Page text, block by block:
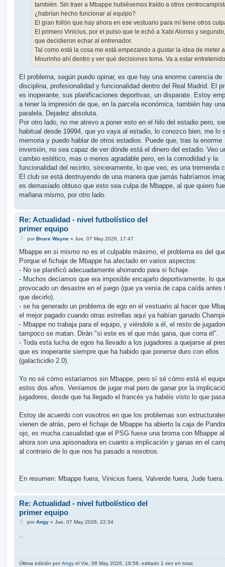
también. Sin traer a Mbappe hubiésemos traído a otros
¿habrían hecho funcionar al equipo?
El gran follón que hay ahora en ese vestuario para mí tiene otros
El primero Vinicius, por el pulso que le echó a Xabi Alonso y
que decidieron echar al entrenador.
Tal como está la cosa me está empezando a gustar la idea de meter a
Mourinho ahí dentro y ver qué decisiones toma. Va a estar
El problema, según puedo opinar, es que hay una enorme carencia de
disciplina, profesionalidad y funcionalidad dentro del Real Madrid. El
es inoperante, sus planificaciones deportivas, un disparate. Estoy
a tener la impresión de que, en la parcela económica, también hay
paralela. Dejadez absoluta.
Por otro lado, no me atrevo a poner esto en el hilo del estadio pero,
habitual desde 19994, que yo vaya al estadio, lo conozco bien, me lo
memoria y puedo hablar de otros estadios. Puede que, tras la enorme
inversión, no sea capaz de ver dónde está el dinero del estadio. Veo
cambio estético, mas o menos agradable pero, en la comodidad y la
funcionalidad del recinto, sinceramente, lo que veo, es una tremenda
El club se está destruyendo de una manera que jamás habríamos
es demasiado obtuso que esto sea culpa de Mbappe, al que quiero
mañana mismo, por otro lado.
Re: Actualidad - nivel futbolístico del
primer equipo
M
n
a
j
porBruce Wayne» Jue, 07 May 2026, 17:47
Mbappe en si mismo no es el culpable máximo, el problema es del
Porque el fichaje de Mbappe ha afectado en varios aspectos:
- No se planificó adecuadamente ahorrando para si fichaje.
- Muchos decíamos que era imposible encajarlo deportivamente, lo
provocado un desastre en el juego (que ya venía de capa caída antes
que decirlo).
- se ha generado un problema de ego en el vestuario al hacer que
el mejor pagado cuando otras estrellas aquí ya habían ganado
- Mbappe no trabaja para el equipo, y viéndole a él, el resto de
tampoco se matan. Dirán "si este es el que más gana, que corra él".
- Toda esta lucha de egos ha llevado a los jugadores a quejarse al
que es inoperante siempre que ha habido que ponerse duro con ellos
(galacticidio 2.0).
Yo no sé cómo estaríamos sin Mbappe, pero sí sé cómo está el
estos dos años. Veníamos de jugar mal pero de ganar por la
jugadores, desde que ha llegado el francés ya habéis visto lo que
Estoy de acuerdo con vosotros en que los problemas son
vienen de atrás, pero el fichaje de Mbappe ha abierto la caja de
ojo, es mucha casualidad que el PSG fuese una broma con Mbappe
ahora son una apisonadora en cuanto a implicación y ganas en el
al contrario de lo que nos ha pasado a nosotros.
En resumen: Mbappe fuera, Vinicius fuera, Valverde fuera, Jude fuera.
Re: Actualidad - nivel futbolístico del
primer equipo
M
e
porAngy» Jue, 07 May 2026, 22:34
..
Última edición porAngy el Vie, 08 May 2026, 18:58, editado 1 vez en total.